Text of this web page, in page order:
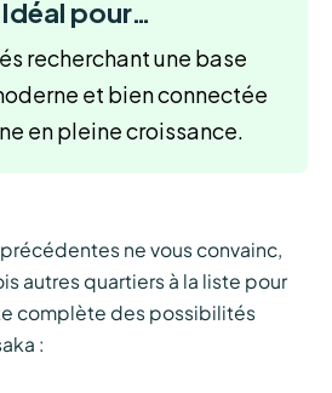
Idéal pour…
recherchant une base
et bien connectée
en pleine croissance.
ne vous convainc,
autres quartiers à la liste pour
complète des possibilités
: